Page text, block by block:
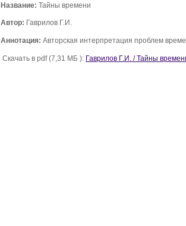
Название: Тайны времени
Автор: Гаврилов Г.И.
Аннотация: Авторская интерпретация проблем
Скачать в pdf (7,31 МБ ): Гаврилов Г.И. / Тайны